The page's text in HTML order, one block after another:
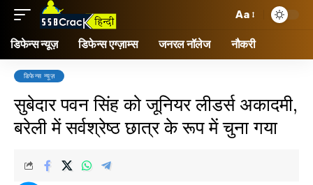
Aa
डिफेन्स न्यूज़ डिफेन्स एग्ज़ाम्स जनरल नॉलेज नौकरी
डिफेन्स न्यूज़
सुबेदार पवन सिंह को जूनियर लीडर्स अकादमी,
बरेली में सर्वश्रेष्ठ छात्र के रूप में चुना गया